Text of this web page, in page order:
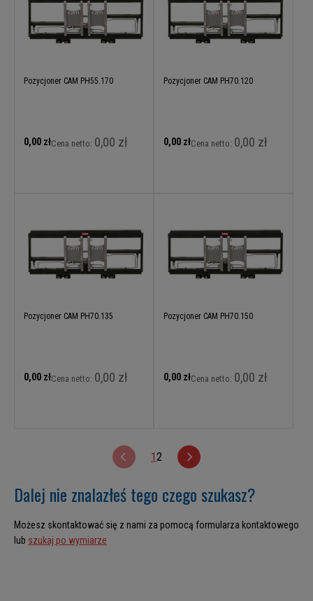
Pozycjoner CAM PH55.170
0,00 złCena netto: 0,00 zł
Pozycjoner CAM PH70.120
0,00 złCena netto: 0,00 zł
Pozycjoner CAM PH70.135
0,00 złCena netto: 0,00 zł
Pozycjoner CAM PH70.150
0,00 złCena netto: 0,00 zł
1 2
Dalej nie znalazłeś tego czego szukasz?
Możesz skontaktować się z nami za pomocą formularza kontaktowego
lub szukaj po wymiarze